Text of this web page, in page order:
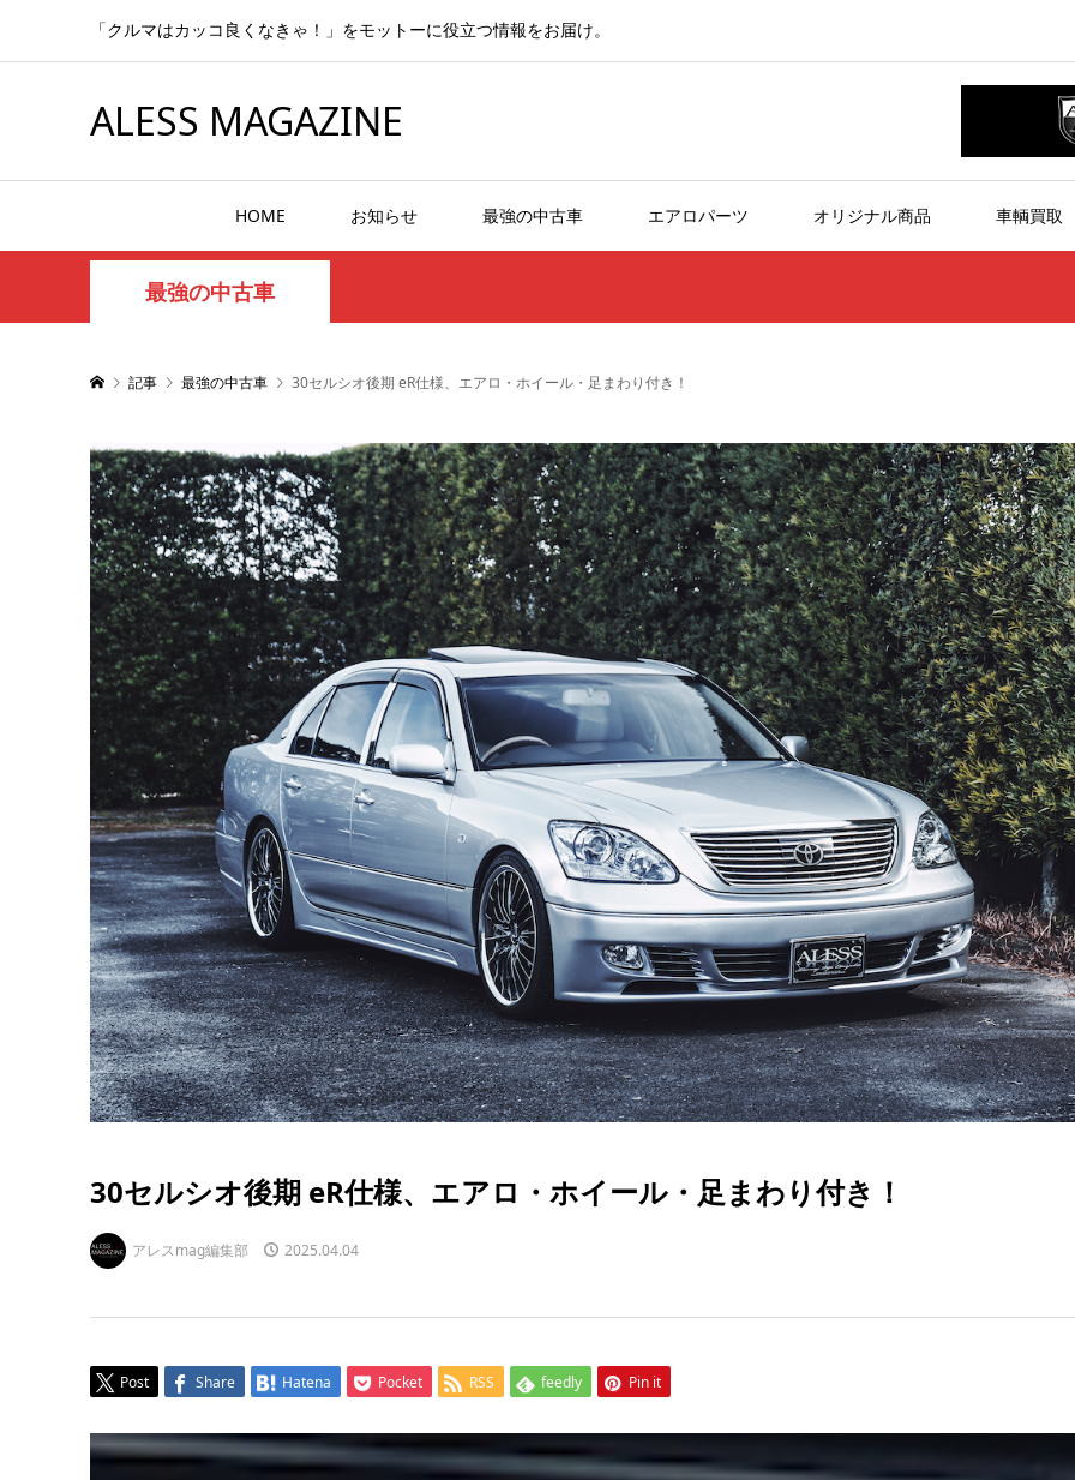
「クルマはカッコ良くなきゃ！」をモットーに役立つ情報をお届け。
ALESS MAGAZINE
HOME お知らせ 最強の中古車 エアロパーツ オリジナル商品 車輌買取
最強の中古車
記事 最強の中古車 30セルシオ後期 eR仕様、エアロ・ホイール・足まわり付き！
30セルシオ後期 eR仕様、エアロ・ホイール・足まわり付き！
アレスmag編集部 2025.04.04
Post Share Hatena Pocket RSS feedly Pin it